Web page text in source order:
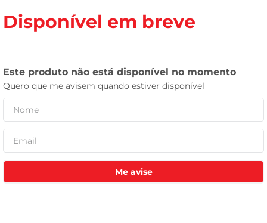
Disponível em breve
Me avise
vinho
leite pó